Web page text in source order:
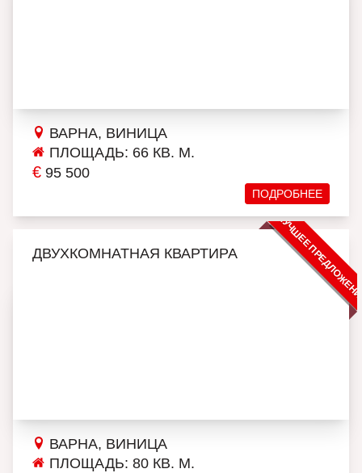
ВАРНА, ВИНИЦА
ПЛОЩАДЬ: 66 КВ. М.
€ 95 500
ПОДРОБНЕЕ
ЛУЧШЕЕ
ДВУХКОМНАТНАЯ КВАРТИРА
ВАРНА, ВИНИЦА
ПЛОЩАДЬ: 80 КВ. М.